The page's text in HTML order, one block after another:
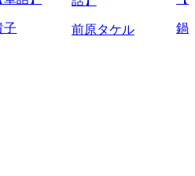
子 前原タケル 鍋